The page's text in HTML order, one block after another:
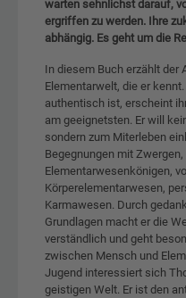
warten sehnlichst darauf,
ergriffen zu werden. Ihre
abhängig. Es geht um die
In diesem Buch erzählt der
Elementarwelt, die er
authentisch ist, erscheint
am geeignetsten. Er will
sondern zum Miterleben
Begegnungen mit Zwergen,
Elementarwesenkönigen,
Körperelementarwesen,
Karmawesen. Durch
Grundlagen macht er die
verständlich und geht
zwischen Mensch und
Jugend interessiert sich
geistigen Welt. Er ist den